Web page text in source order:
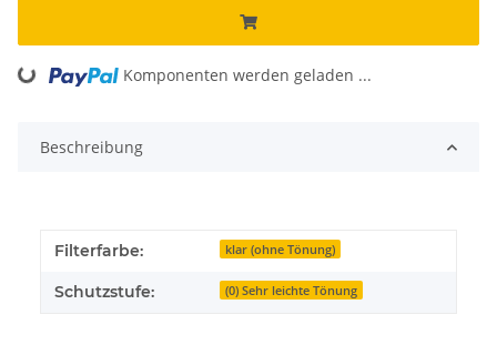
Loading... Komponenten werden geladen ...
Beschreibung
Filterfarbe: klar (ohne Tönung)
Schutzstufe: (0) Sehr leichte Tönung